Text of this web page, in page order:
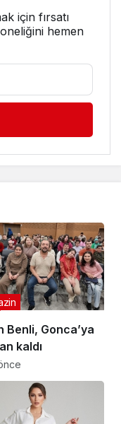
için fırsatı
hemen
Benli, Gonca’ya
kaldı